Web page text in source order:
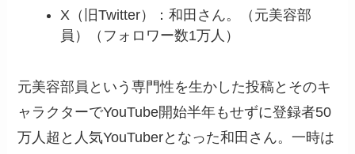
X（旧Twitter）：和田さん。（元美容部
員）（フォロワー数1万人）
元美容部員という専門性を生かした投稿とそのキ
ャラクターでYouTube開始半年もせずに登録者50
万人超と人気YouTuberとなった和田さん。一時は